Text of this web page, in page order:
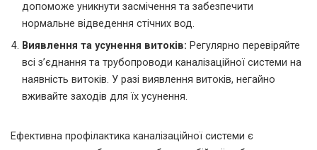
допоможе уникнути засмічення та забезпечити
нормальне відведення стічних вод.
Виявлення та усунення витоків: Регулярно перевіряйте
всі з’єднання та трубопроводи каналізаційної системи на
наявність витоків. У разі виявлення витоків, негайно
вживайте заходів для їх усунення.
Ефективна профілактика каналізаційної системи є